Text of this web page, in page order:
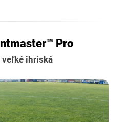
Pro
veľké ihriská